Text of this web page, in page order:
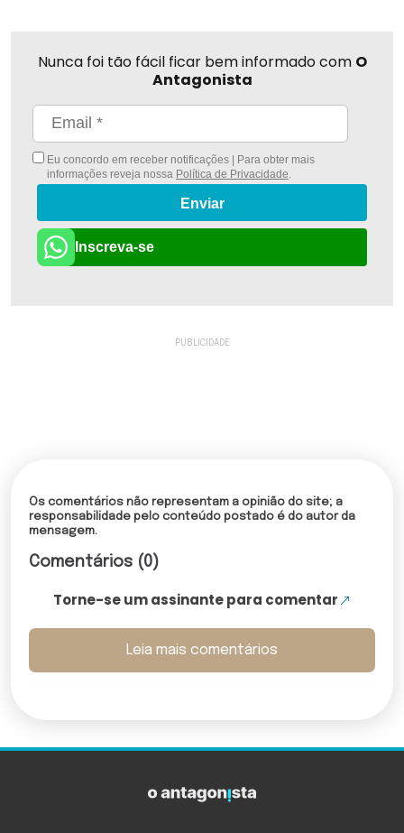
Nunca foi tão fácil ficar bem informado com O
Antagonista
Eu concordo em receber notificações | Para obter mais
informações reveja nossa Política de Privacidade
Enviar
Inscreva-se
Os comentários não representam a opinião do site; a
responsabilidade pelo conteúdo postado é do autor da
mensagem.
Comentários (0)
Torne-se um assinante para comentar
Leia mais comentários